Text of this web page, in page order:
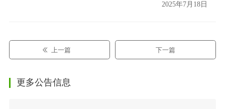
2025年7月18日
上一篇 下一篇
更多公告信息